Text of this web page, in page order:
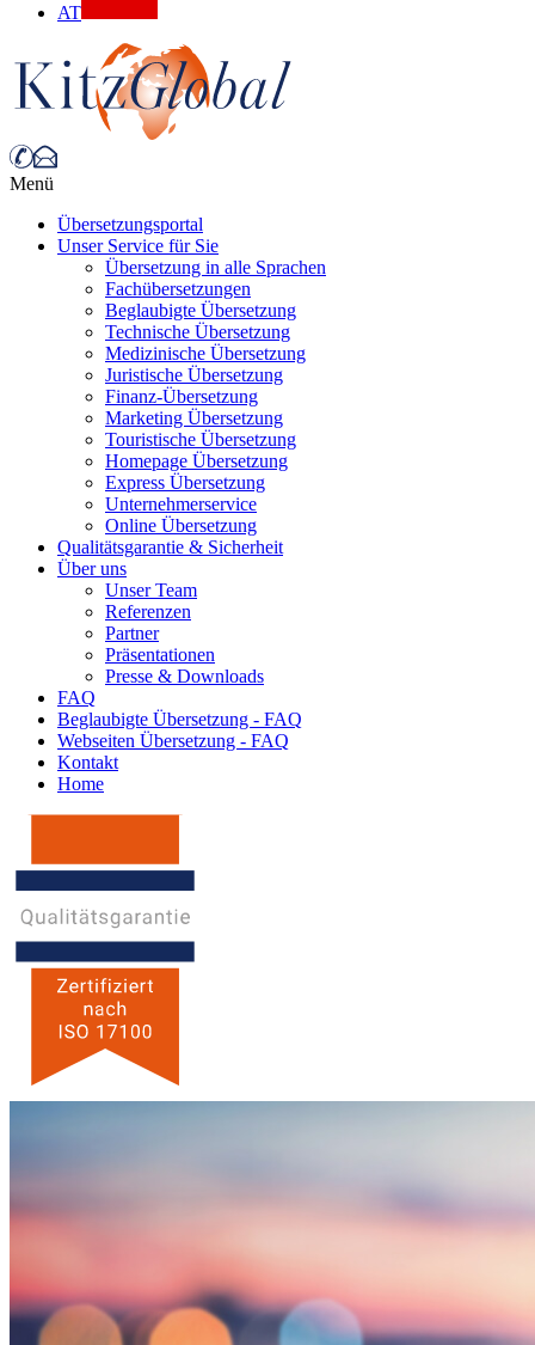
AT
Menü
Übersetzungsportal
Unser Service für Sie
Übersetzung in alle Sprachen
Fachübersetzungen
Beglaubigte Übersetzung
Technische Übersetzung
Medizinische Übersetzung
Juristische Übersetzung
Finanz-Übersetzung
Marketing Übersetzung
Touristische Übersetzung
Homepage Übersetzung
Express Übersetzung
Unternehmerservice
Online Übersetzung
Qualitätsgarantie & Sicherheit
Über uns
Unser Team
Referenzen
Partner
Präsentationen
Presse & Downloads
FAQ
Beglaubigte Übersetzung - FAQ
Webseiten Übersetzung - FAQ
Kontakt
Home